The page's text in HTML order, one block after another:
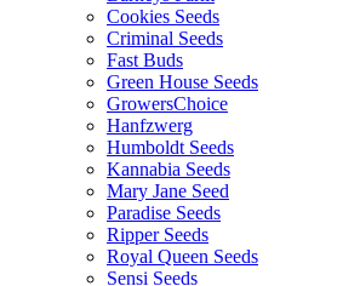
Cookies Seeds
Criminal Seeds
Fast Buds
Green House Seeds
GrowersChoice
Hanfzwerg
Humboldt Seeds
Kannabia Seeds
Mary Jane Seed
Paradise Seeds
Ripper Seeds
Royal Queen Seeds
Sensi Seeds